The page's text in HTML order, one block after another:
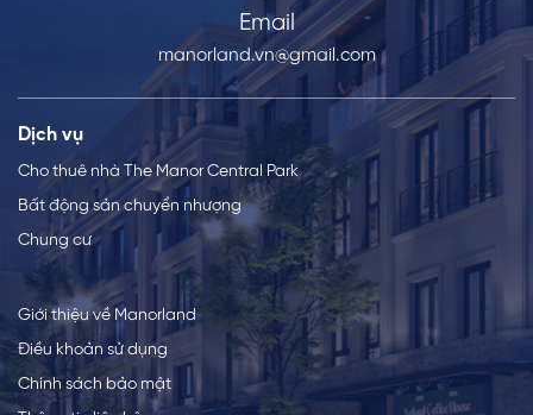
Email
manorland.vn@gmail.com
Dịch vụ
Cho thuê nhà The Manor Central Park
Bất động sản chuyển nhượng
Chung cư
Giới thiệu về Manorland
Điều khoản sử dụng
Chính sách bảo mật